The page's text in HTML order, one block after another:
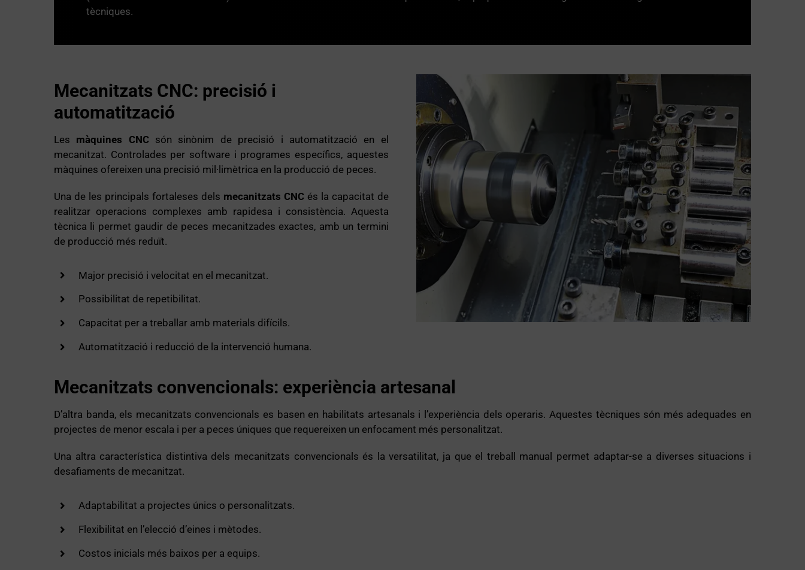
tècniques.
Mecanitzats CNC: precisió i
automatització
Les màquines CNCsón sinònim de precisió i automatització en el
mecanitzat. Controlades per software i programes específics, aquestes
màquines ofereixen una precisió mil·limètrica en la producció de peces.
Una de les principals fortaleses dels mecanitzats CNCés la capacitat de
realitzar operacions complexes amb rapidesa i consistència. Aquesta
tècnica li permet gaudir de peces mecanitzades exactes, amb un termini
de producció més reduït.
Major precisió i velocitat en el mecanitzat.
Possibilitat de repetibilitat.
Capacitat per a treballar amb materials difícils.
Automatització i reducció de la intervenció humana.
Mecanitzats convencionals: experiència artesanal
D’altra banda, els mecanitzats convencionals es basen en habilitats artesanals i l’experiència dels operaris. Aquestes tècniques són més adequades en
projectes de menor escala i per a peces úniques que requereixen un enfocament més personalitzat.
Una altra característica distintiva dels mecanitzats convencionals és la versatilitat, ja que el treball manual permet adaptar-se a diverses situacions i
desafiaments de mecanitzat.
Adaptabilitat a projectes únics o personalitzats.
Flexibilitat en l’elecció d’eines i mètodes.
Costos inicials més baixos per a equips.